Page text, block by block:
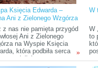
Księcia Edwarda –
Ani z Zielonego Wzgórza
z nas nie pamięta przygód
Ani z Zielonego
na Wyspie Księcia
która podbiła serca
czytelników na
szerokościach
»
W
W
to